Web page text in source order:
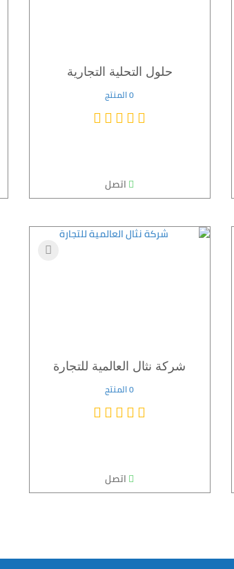
حلول التحلية التجارية
0 المنتج
اتصل
شركة نثال العالمية للتجارة
0 المنتج
اتصل